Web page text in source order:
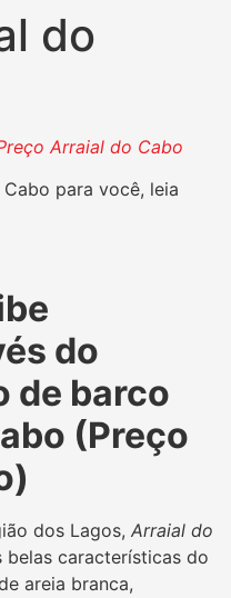
do
Arraial do Cabo
para você, leia
do
de barco
(Preço
dos Lagos, Arraial do
belas características do
areia branca,